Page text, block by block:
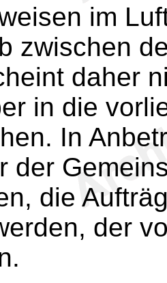
im
zwischen
daher
in die
In
der
die
der